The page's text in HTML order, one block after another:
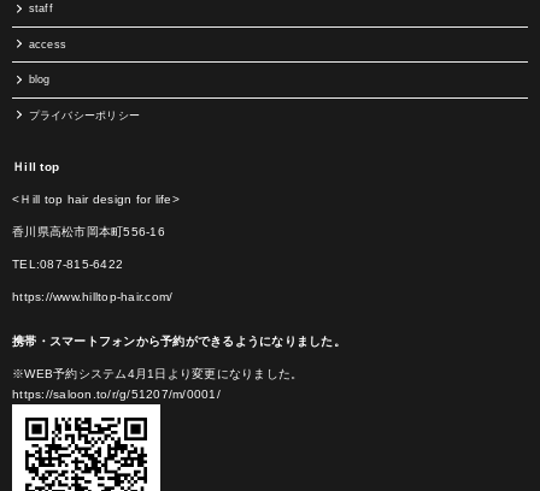
staff
access
blog
プライバシーポリシー
Ｈill top
<Ｈill top hair design for life>
香川県高松市岡本町556-16
TEL:087-815-6422
https://www.hilltop-hair.com/
携帯・スマートフォンから予約ができるようになりました。
※WEB予約システム4月1日より変更になりました。
https://saloon.to/r/g/51207/m/0001/